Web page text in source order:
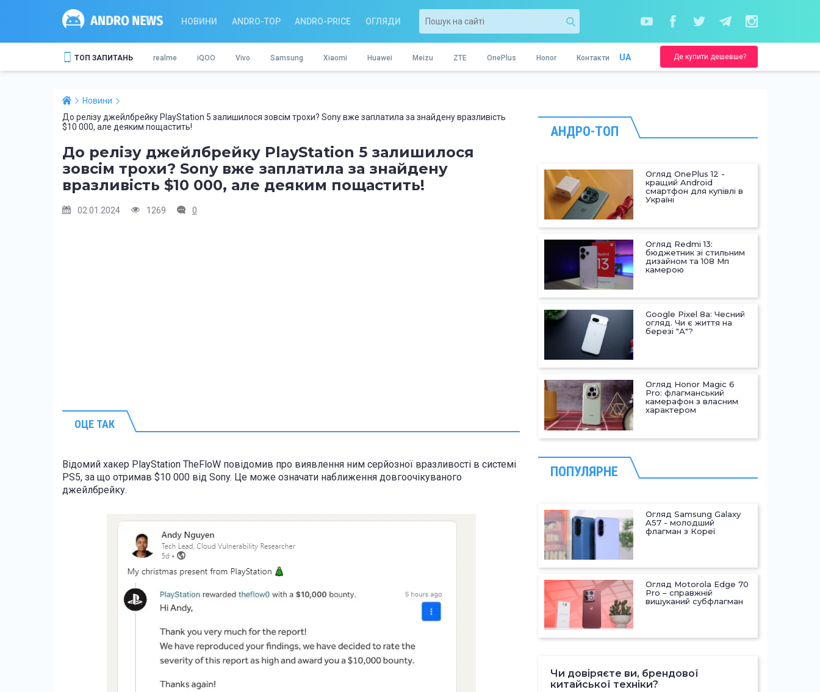
НОВИНИ ANDRO-TOP ANDRO-PRICE ОГЛЯДИ
ТОП ЗАПИТАНЬ realme iQOO Vivo Samsung Xiaomi Huawei Meizu ZTE OnePlus Honor Контакти UA Де купити дешевше?
Новини
До релізу джейлбрейку PlayStation 5 залишилося зовсім трохи? Sony вже заплатила за знайдену вразливість
$10 000, але деяким пощастить!
До релізу джейлбрейку PlayStation 5 залишилося
зовсім трохи? Sony вже заплатила за знайдену
вразливість $10 000, але деяким пощастить!
02.01.2024 1269 0
ОЦЕ ТАК
Відомий хакер PlayStation TheFloW повідомив про виявлення ним серйозної вразливості в системі
PS5, за що отримав $10 000 від Sony. Це може означати наближення довгоочікуваного
джейлбрейку.
АНДРО-ТОП
Огляд OnePlus 12 -
кращий Android
смартфон для купівлі в
Україні
Огляд Redmi 13:
бюджетник зі стильним
дизайном та 108 Мп
камерою
Google Pixel 8a: Чесний
огляд. Чи є життя на
березі "А"?
Огляд Honor Magic 6
Pro: флагманський
камерафон з власним
характером
ПОПУЛЯРНЕ
Огляд Samsung Galaxy
A57 - молодший
флагман з Кореї
Огляд Motorola Edge 70
Pro – справжній
вишуканий субфлагман
Чи довіряєте ви, брендової
китайської техніки?